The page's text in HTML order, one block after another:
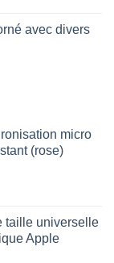
avec divers
micro
(rose)
taille universelle
Apple